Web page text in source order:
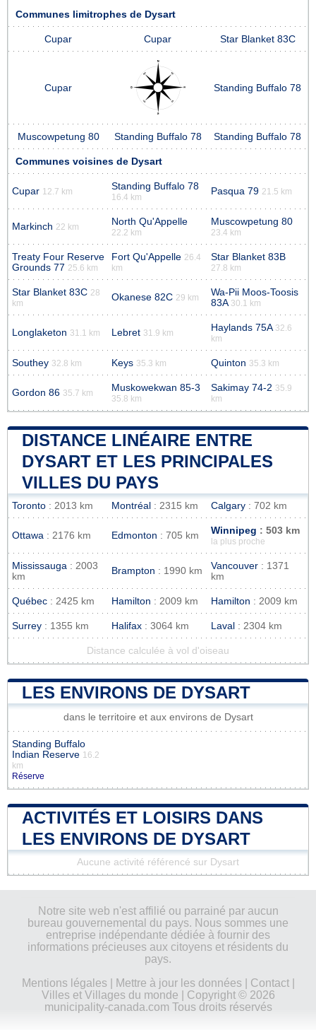
Communes limitrophes de Dysart
Cupar Cupar Star Blanket 83C
Cupar Standing Buffalo 78
Muscowpetung 80 Standing Buffalo 78 Standing Buffalo 78
Communes voisines de Dysart
Cupar 12.7 km Standing Buffalo 78
16.4 km
Pasqua 79 21.5 km
Markinch 22 km North Qu'Appelle
22.2 km
Muscowpetung 80
23.4 km
Treaty Four Reserve
Grounds 77 25.6 km
Fort Qu'Appelle 26.4
km
Star Blanket 83B
27.8 km
Star Blanket 83C 28
km
Okanese 82C 29 km
Wa-Pii Moos-Toosis
83A 30.1 km
Longlaketon 31.1 km Lebret 31.9 km Haylands 75A 32.6
km
Southey 32.8 km Keys 35.3 km Quinton 35.3 km
Gordon 86 35.7 km Muskowekwan 85-3
35.8 km
Sakimay 74-2 35.9
km
DISTANCE LINÉAIRE ENTRE
DYSART ET LES PRINCIPALES
VILLES DU PAYS
Toronto : 2013 km Montréal : 2315 km Calgary : 702 km
Ottawa : 2176 km Edmonton : 705 km Winnipeg : 503 km
la plus proche
Mississauga : 2003
km
Brampton : 1990 km Vancouver : 1371
km
Québec : 2425 km Hamilton : 2009 km Hamilton : 2009 km
Surrey : 1355 km Halifax : 3064 km Laval : 2304 km
Distance calculée à vol d'oiseau
LES ENVIRONS DE DYSART
dans le territoire et aux environs de Dysart
Standing Buffalo
Indian Reserve 16.2
km
Réserve
ACTIVITÉS ET LOISIRS DANS
LES ENVIRONS DE DYSART
Aucune activité référencé sur Dysart
Notre site web n'est affilié ou parrainé par aucun
bureau gouvernemental du pays. Nous sommes une
entreprise indépendante dédiée à fournir des
informations précieuses aux citoyens et résidents du
pays.
Mentions légales| Mettre à jour les données| Contact|
Villes et Villages du monde | Copyright © 2026
municipality-canada.com Tous droits réservés